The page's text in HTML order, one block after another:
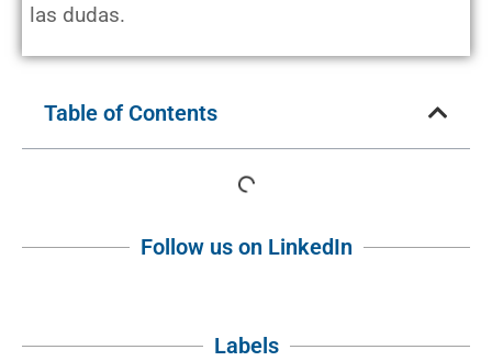
las dudas.
Table of Contents
Follow us on LinkedIn
Labels